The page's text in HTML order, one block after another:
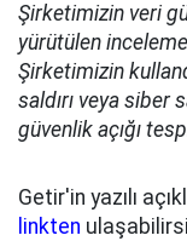
Şirketimizin veri
yürütülen
Şirketimizin
saldırı veya siber
güvenlik açığı
Getir'in yazılı
linkten